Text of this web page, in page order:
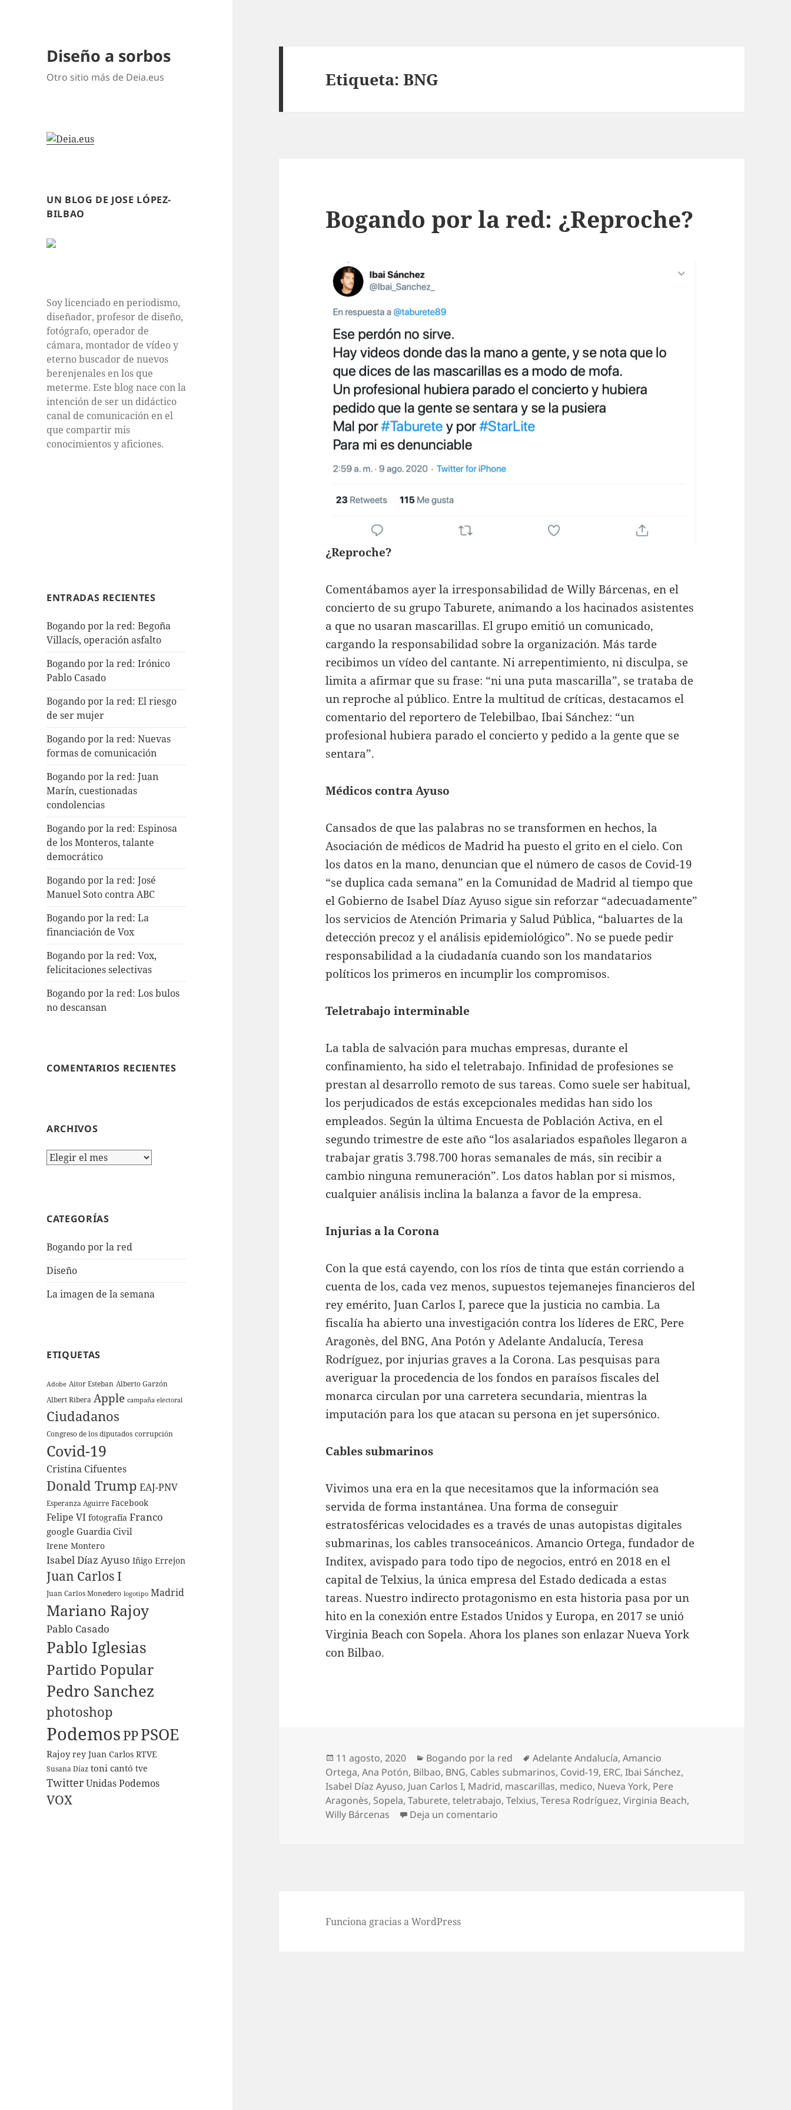
Diseño a sorbos
Otro sitio más de Deia.eus
UN BLOG DE JOSE LÓPEZ-
BILBAO
Soy licenciado en periodismo,
diseñador, profesor de diseño,
fotógrafo, operador de
cámara, montador de vídeo y
eterno buscador de nuevos
berenjenales en los que
meterme. Este blog nace con la
intención de ser un didáctico
canal de comunicación en el
que compartir mis
conocimientos y aficiones.
ENTRADAS RECIENTES
Bogando por la red: Begoña
Villacís, operación asfalto
Bogando por la red: Irónico
Pablo Casado
Bogando por la red: El riesgo
de ser mujer
Bogando por la red: Nuevas
formas de comunicación
Bogando por la red: Juan
Marín, cuestionadas
condolencias
Bogando por la red: Espinosa
de los Monteros, talante
democrático
Bogando por la red: José
Manuel Soto contra ABC
Bogando por la red: La
financiación de Vox
Bogando por la red: Vox,
felicitaciones selectivas
Bogando por la red: Los bulos
no descansan
COMENTARIOS RECIENTES
ARCHIVOS
Archivos
CATEGORÍAS
Bogando por la red
Diseño
La imagen de la semana
ETIQUETAS
Adobe Aitor Esteban Alberto Garzón
Albert Ribera Apple campaña electoral
Ciudadanos
Congreso de los diputados corrupción
Covid-19
Cristina Cifuentes
Donald Trump EAJ-PNV
Esperanza Aguirre Facebook
Felipe VI fotografía Franco
google Guardia Civil
Irene Montero
Isabel Díaz Ayuso Iñigo Errejon
Juan Carlos I
Juan Carlos Monedero logotipo Madrid
Mariano Rajoy
Pablo Casado
Pablo Iglesias
Partido Popular
Pedro Sanchez
photoshop
PodemosPPPSOE
Rajoy rey Juan Carlos RTVE
Susana Díaz toni cantó tve
TwitterUnidas Podemos
VOX
Etiqueta:BNG
Bogando por la red: ¿Reproche?
¿Reproche?
Comentábamos ayer la irresponsabilidad de Willy Bárcenas, en el
concierto de su grupo Taburete, animando a los hacinados asistentes
a que no usaran mascarillas. El grupo emitió un comunicado,
cargando la responsabilidad sobre la organización. Más tarde
recibimos un vídeo del cantante. Ni arrepentimiento, ni disculpa, se
limita a afirmar que su frase: “ni una puta mascarilla”, se trataba de
un reproche al público. Entre la multitud de críticas, destacamos el
comentario del reportero de Telebilbao, Ibai Sánchez: “un
profesional hubiera parado el concierto y pedido a la gente que se
sentara”.
Médicos contra Ayuso
Cansados de que las palabras no se transformen en hechos, la
Asociación de médicos de Madrid ha puesto el grito en el cielo. Con
los datos en la mano, denuncian que el número de casos de Covid-19
“se duplica cada semana” en la Comunidad de Madrid al tiempo que
el Gobierno de Isabel Díaz Ayuso sigue sin reforzar “adecuadamente”
los servicios de Atención Primaria y Salud Pública, “baluartes de la
detección precoz y el análisis epidemiológico”. No se puede pedir
responsabilidad a la ciudadanía cuando son los mandatarios
políticos los primeros en incumplir los compromisos.
Teletrabajo interminable
La tabla de salvación para muchas empresas, durante el
confinamiento, ha sido el teletrabajo. Infinidad de profesiones se
prestan al desarrollo remoto de sus tareas. Como suele ser habitual,
los perjudicados de estás excepcionales medidas han sido los
empleados. Según la última Encuesta de Población Activa, en el
segundo trimestre de este año “los asalariados españoles llegaron a
trabajar gratis 3.798.700 horas semanales de más, sin recibir a
cambio ninguna remuneración”. Los datos hablan por si mismos,
cualquier análisis inclina la balanza a favor de la empresa.
Injurias a la Corona
Con la que está cayendo, con los ríos de tinta que están corriendo a
cuenta de los, cada vez menos, supuestos tejemanejes financieros del
rey emérito, Juan Carlos I, parece que la justicia no cambia. La
fiscalía ha abierto una investigación contra los líderes de ERC, Pere
Aragonès, del BNG, Ana Potón y Adelante Andalucía, Teresa
Rodríguez, por injurias graves a la Corona. Las pesquisas para
averiguar la procedencia de los fondos en paraísos fiscales del
monarca circulan por una carretera secundaria, mientras la
imputación para los que atacan su persona en jet supersónico.
Cables submarinos
Vivimos una era en la que necesitamos que la información sea
servida de forma instantánea. Una forma de conseguir
estratosféricas velocidades es a través de unas autopistas digitales
submarinas, los cables transoceánicos. Amancio Ortega, fundador de
Inditex, avispado para todo tipo de negocios, entró en 2018 en el
capital de Telxius, la única empresa del Estado dedicada a estas
tareas. Nuestro indirecto protagonismo en esta historia pasa por un
hito en la conexión entre Estados Unidos y Europa, en 2017 se unió
Virginia Beach con Sopela. Ahora los planes son enlazar Nueva York
con Bilbao.
Publicado
el
11 agosto, 2020 Categorías
Bogando por la red Etiquetas
Adelante Andalucía,Amancio
Ortega,Ana Potón, Bilbao, BNG, Cables submarinos, Covid-19, ERC,Ibai Sánchez,
Isabel Díaz Ayuso, Juan Carlos I, Madrid, mascarillas, medico, Nueva York, Pere
Aragonès, Sopela,Taburete,teletrabajo,Telxius,Teresa Rodríguez,Virginia Beach,
Willy Bárcenas
Deja un comentario
Funciona gracias a WordPress